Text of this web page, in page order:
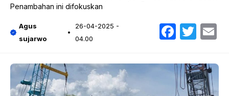
Penambahan ini difokuskan
Agus
sujarwo
26-04-2025 -
04.00